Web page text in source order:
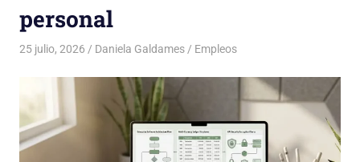
personal
25 julio, 2026 Daniela Galdames Empleos